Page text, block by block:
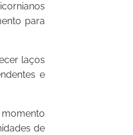
para
laços
e
de